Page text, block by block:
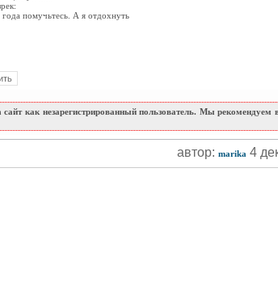
помучьтесь. А я отдохнуть
как незарегистрированный пользователь. Мы рекомендуем
автор: marika 4